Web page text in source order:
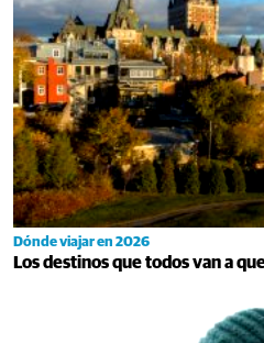
Dónde viajar en 2026
Los destinos que todos van a